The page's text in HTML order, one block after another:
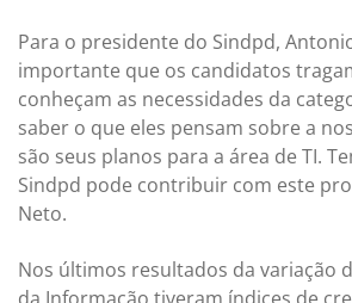
Para o presidente do Sindpd,
importante que os candidatos
conheçam as necessidades da
saber o que eles pensam sobre a
são seus planos para a área de TI.
Sindpd pode contribuir com este
Neto.
Nos últimos resultados da variação